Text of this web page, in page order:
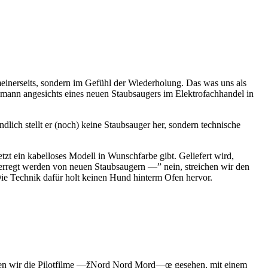
sondern im Gefühl der Wiederholung. Das was uns als
angesichts eines neuen Staubsaugers im Elektrofachhandel in
stellt er (noch) keine Staubsauger her, sondern technische
ein kabelloses Modell in Wunschfarbe gibt. Geliefert wird,
werden von neuen Staubsaugern —” nein, streichen wir den
Technik dafür holt keinen Hund hinterm Ofen hervor.
wir die Pilotfilme —žNord Nord Mord—œ gesehen, mit einem